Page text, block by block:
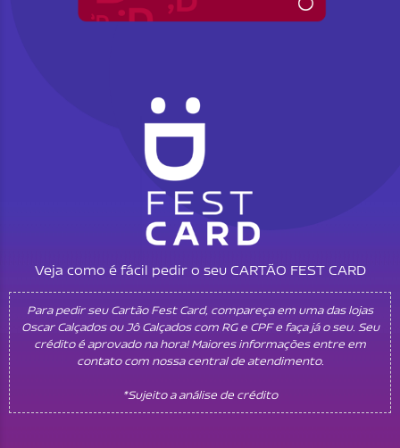
Veja como é fácil pedir o seu CARTÃO FEST CARD
Para pedir seu Cartão Fest Card, compareça em uma das lojas
Oscar Calçados ou Jô Calçados com RG e CPF e faça já o seu. Seu
crédito é aprovado na hora! Maiores informações entre em
contato com nossa central de atendimento.
*Sujeito a análise de crédito